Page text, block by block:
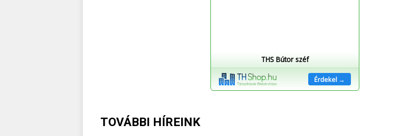
THS Bútor széf
Érdekel →
TOVÁBBI HÍREINK